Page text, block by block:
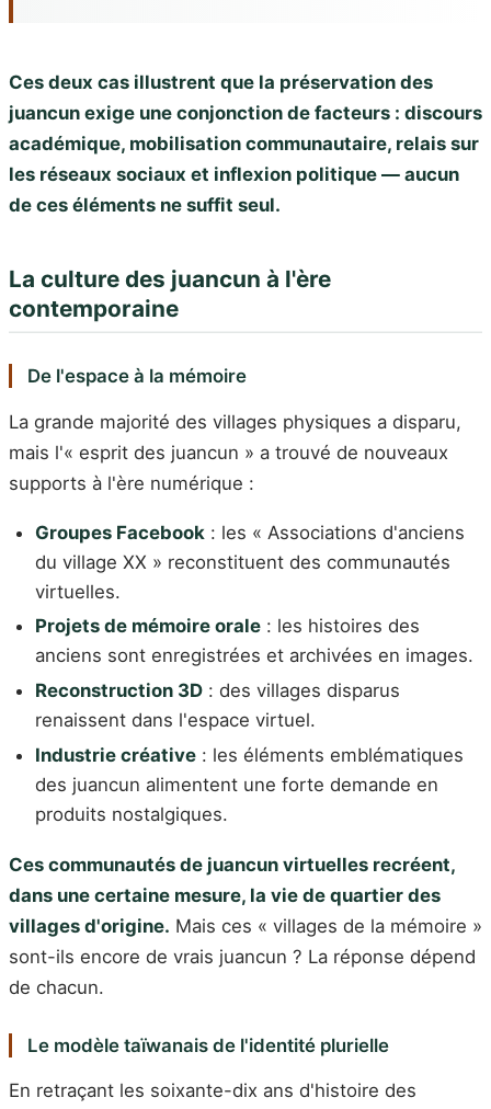
Ces deux cas illustrent que la préservation des
juancun exige une conjonction de facteurs : discours
académique, mobilisation communautaire, relais sur
les réseaux sociaux et inflexion politique — aucun
de ces éléments ne suffit seul.
La culture des juancun à l'ère
contemporaine
De l'espace à la mémoire
La grande majorité des villages physiques a disparu,
mais l'« esprit des juancun » a trouvé de nouveaux
supports à l'ère numérique :
Groupes Facebook : les « Associations d'anciens
du village XX » reconstituent des communautés
virtuelles.
Projets de mémoire orale : les histoires des
anciens sont enregistrées et archivées en images.
Reconstruction 3D : des villages disparus
renaissent dans l'espace virtuel.
Industrie créative : les éléments emblématiques
des juancun alimentent une forte demande en
produits nostalgiques.
Ces communautés de juancun virtuelles recréent,
dans une certaine mesure, la vie de quartier des
villages d'origine. Mais ces « villages de la mémoire »
sont-ils encore de vrais juancun ? La réponse dépend
de chacun.
Le modèle taïwanais de l'identité plurielle
En retraçant les soixante-dix ans d'histoire des